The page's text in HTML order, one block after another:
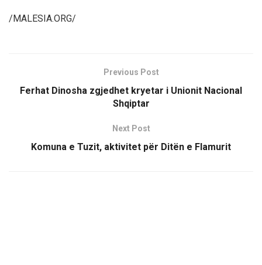
/MALESIA.ORG/
Previous Post
Ferhat Dinosha zgjedhet kryetar i Unionit Nacional
Shqiptar
Next Post
Komuna e Tuzit, aktivitet për Ditën e Flamurit